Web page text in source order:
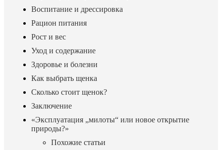
Воспитание и дрессировка
Рацион питания
Рост и вес
Уход и содержание
Здоровье и болезни
Как выбрать щенка
Сколько стоит щенок?
Заключение
«Эксплуатация „милоты“ или новое открытие
природы?»
Похожие статьи